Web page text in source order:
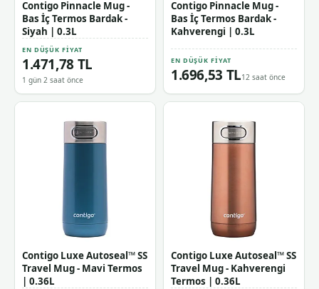
Contigo Pinnacle Mug -
Bas İç Termos Bardak -
Siyah | 0.3L
EN DÜŞÜK FIYAT
1.471,78 TL
1 gün 2 saat önce
Contigo Pinnacle Mug -
Bas İç Termos Bardak -
Kahverengi | 0.3L
EN DÜŞÜK FIYAT
1.696,53 TL12 saat önce
Contigo Luxe Autoseal™ SS
Travel Mug - Mavi Termos
| 0.36L
Contigo Luxe Autoseal™ SS
Travel Mug - Kahverengi
Termos | 0.36L